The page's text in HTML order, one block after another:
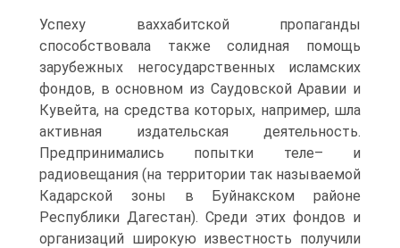
Успеху ваххабитской пропаганды
способствовала также солидная помощь
зарубежных негосударственных исламских
фондов, в основном из Саудовской Аравии и
Кувейта, на средства которых, например, шла
активная издательская деятельность.
Предпринимались попытки теле– и
радиовещания (на территории так называемой
Кадарской зоны в Буйнакском районе
Республики Дагестан). Среди этих фондов и
организаций широкую известность получили